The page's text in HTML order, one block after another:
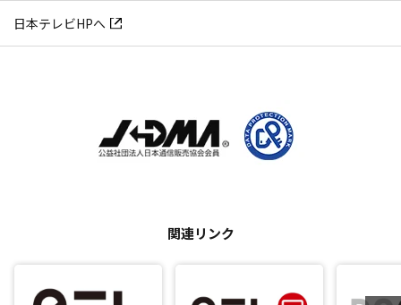
日本テレビHPへ
関連リンク